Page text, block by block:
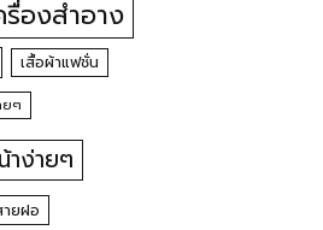
รื่องสำอาง
เสื้อผ้าแฟชั่น
ยๆ
าง่ายๆ
ยฝอ